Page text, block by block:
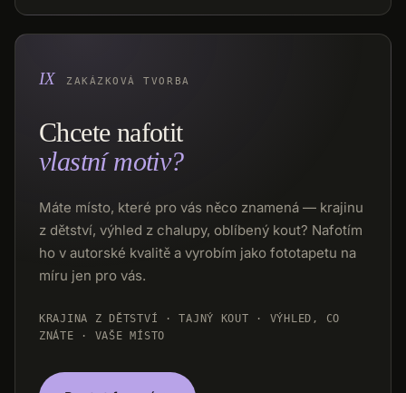
ZAKÁZKOVÁ TVORBA
Chcete nafotit
vlastní motiv?
Máte místo, které pro vás něco znamená — krajinu
z dětství, výhled z chalupy, oblíbený kout? Nafotím
ho v autorské kvalitě a vyrobím jako fototapetu na
míru jen pro vás.
KRAJINA Z DĚTSTVÍ · TAJNÝ KOUT · VÝHLED, CO
ZNÁTE · VAŠE MÍSTO